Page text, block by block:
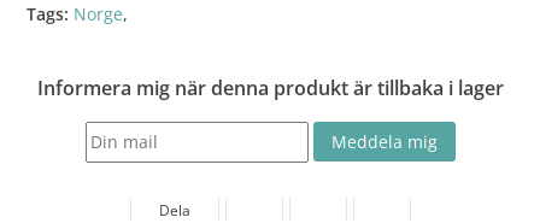
Tags: Norge,
Informera mig när denna produkt är tillbaka i lager
Dela